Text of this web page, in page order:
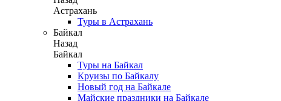
Астрахань
Туры в Астрахань
Байкал
Назад
Байкал
Туры на Байкал
Круизы по Байкалу
Новый год на Байкале
Майские праздники на Байкале